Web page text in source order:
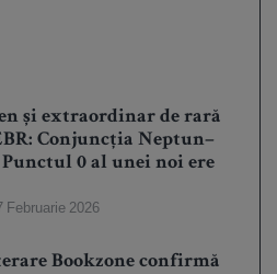
și extraordinar de rară
Conjuncția Neptun–
0 al unei noi ere
Februarie 2026
Bookzone confirmă